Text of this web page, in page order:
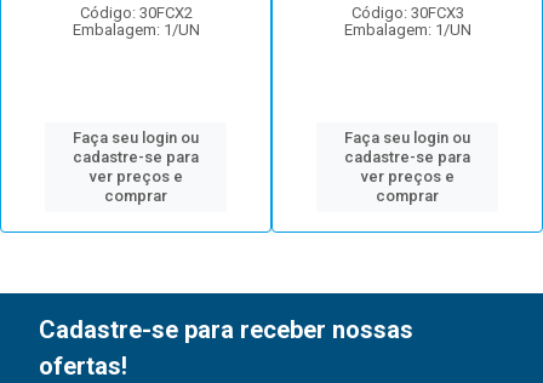
Código: 30FCX2
Embalagem: 1/UN
Faça seu login ou
cadastre-se para
ver preços e
comprar
Código: 30FCX3
Embalagem: 1/UN
Faça seu login ou
cadastre-se para
ver preços e
comprar
Cadastre-se para receber nossas
ofertas!